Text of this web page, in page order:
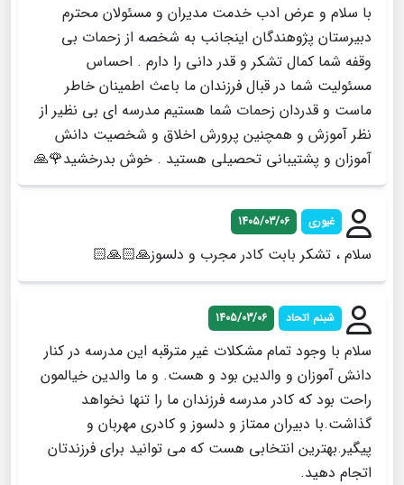
با سلام و عرض ادب خدمت مدیران و مسئولان محترم
دبیرستان پژوهندگان اینجانب به شخصه از زحمات بی
وقفه شما کمال تشکر و قدر دانی را دارم . احساس
مسئولیت شما در قبال فرزندان ما باعث اطمینان خاطر
ماست و قدردان زحمات شما هستیم مدرسه ای بی نظیر از
نظر آموزش و همچنین پرورش اخلاق و شخصیت دانش
آموزان و پشتیبانی تحصیلی هستید . خوش بدرخشید🌹🙏
غیوری 1405/03/06
سلام ، تشکر بابت کادر مجرب و دلسوز🙏🏻🙏🏻
شبنم اتحاد 1405/03/06
سلام با وجود تمام مشکلات غیر مترقبه این مدرسه در کنار
دانش آموزان و والدین بود و هست. و ما والدین خیالمون
راحت بود که کادر مدرسه فرزندان ما را تنها نخواهد
گذاشت.با دبیران ممتاز و دلسوز و کادری مهربان و
پیگیر.بهترین انتخابی هست که می توانید برای فرزندتان
اتجام دهید.